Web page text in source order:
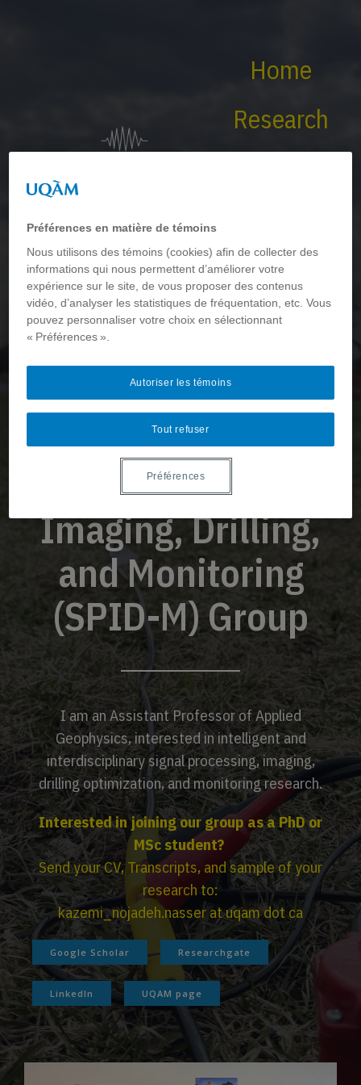
Home
Research
News
Welcome to
Smart
Processing,
Imaging, Drilling,
and Monitoring
(SPID-M) Group
I am an Assistant Professor of Applied
Geophysics, interested in intelligent and
interdisciplinary signal processing, imaging,
drilling optimization, and monitoring research.
Interested in joining our group as a PhD or
MSc student?
Send your CV, Transcripts, and sample of your
research to:
kazemi_nojadeh.nasser at uqam dot ca
Google Scholar Researchgate
LinkedIn UQAM page
Préférences en matière de témoins
Nous utilisons des témoins (cookies) afin de collecter des
informations qui nous permettent d’améliorer votre
expérience sur le site, de vous proposer des contenus
vidéo, d’analyser les statistiques de fréquentation, etc. Vous
pouvez personnaliser votre choix en sélectionnant
« Préférences ».
Tout refuser
Autoriser les témoins
Préférences